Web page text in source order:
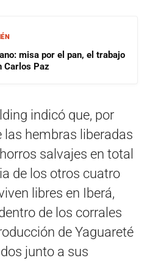
misa por el pan, el trabajo
Carlos Paz
indicó que, por
las hembras liberadas
salvajes en total
de los otros cuatro
libres en Iberá,
de los corrales
de Yaguareté
junto a sus